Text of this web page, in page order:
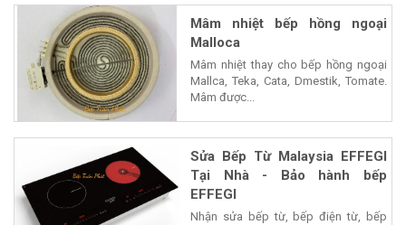
Mâm nhiệt bếp hồng ngoại
Malloca
Mâm nhiệt thay cho bếp hồng ngoại
Mallca, Teka, Cata, Dmestik, Tomate.
Mâm được...
Sửa Bếp Từ Malaysia EFFEGI
Tại Nhà - Bảo hành bếp
EFFEGI
Nhận sửa bếp từ, bếp điện từ, bếp